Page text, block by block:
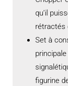
qu’il
rétractés
Set à
figurine